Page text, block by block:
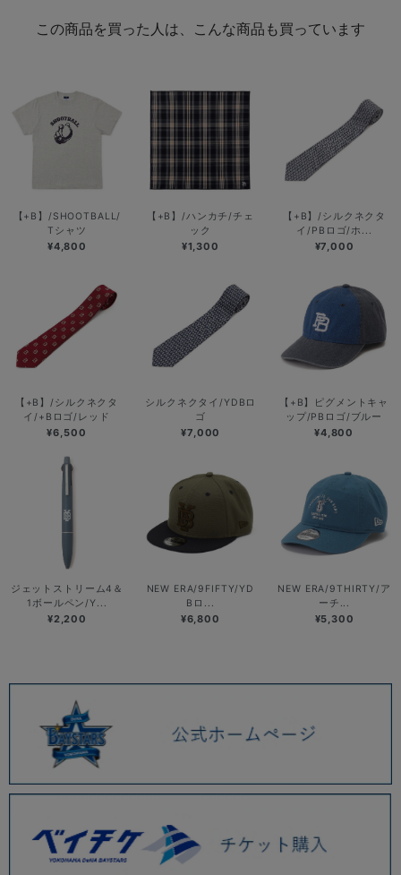
この商品を買った人は、こんな商品も買っています
【+B】/SHOOTBALL/
Tシャツ
¥4,800
【+B】/ハンカチ/チェ
ック
¥1,300
【+B】/シルクネクタ
イ/PBロゴ/ホ...
¥7,000
【+B】/シルクネクタ
イ/+Bロゴ/レッド
¥6,500
シルクネクタイ/YDBロ
ゴ
¥7,000
【+B】ピグメントキャ
ップ/PBロゴ/ブルー
¥4,800
ジェットストリーム4＆
1ボールペン/Y...
¥2,200
NEW ERA/9FIFTY/YD
Bロ...
¥6,800
NEW ERA/9THIRTY/ア
ーチ...
¥5,300